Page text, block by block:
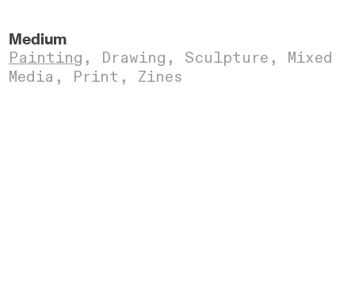
Medium
Painting , Drawing, Sculpture,
Mixed
Media,
Print, Zines